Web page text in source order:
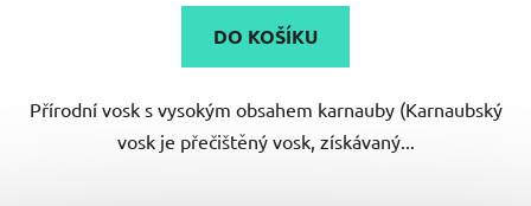
5,0
z
hvězdiček.
DO KOŠÍKU
Přírodní vosk s vysokým obsahem karnauby (Karnaubský
vosk je přečištěný vosk, získávaný...